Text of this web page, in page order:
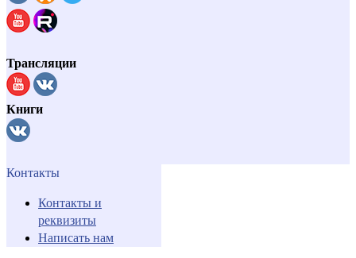
Трансляции
Книги
Контакты
Контакты и
реквизиты
Написать нам